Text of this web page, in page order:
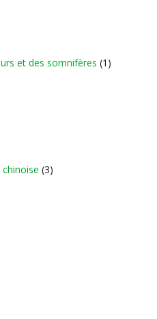
et des somnifères (1)
(3)